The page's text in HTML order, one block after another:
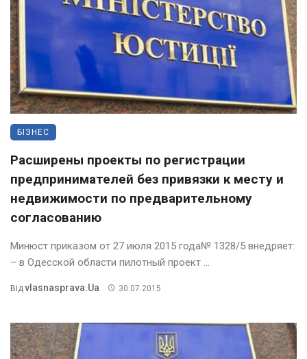
БІЗНЕС
Расширены проекты по регистрации
предпринимателей без привязки к месту и
недвижимости по предварительному
согласованию
Минюст приказом от 27 июля 2015 года№ 1328/5 внедряет:
– в Одесской области пилотный проект ...
Від Vlasnasprava.ua 30.07.2015